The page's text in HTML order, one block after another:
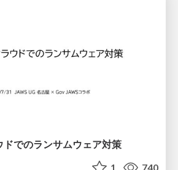
ドでのランサムウェア対策
1 740